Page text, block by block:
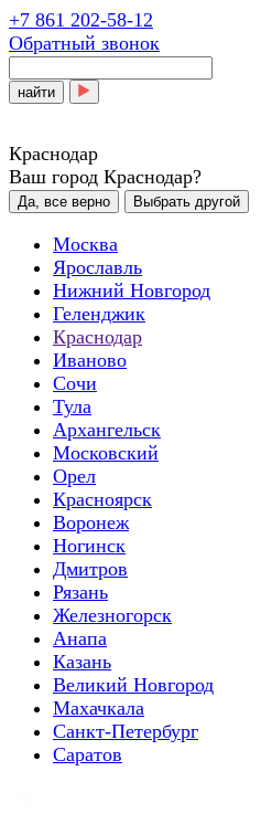
+7 861 202-58-12
Обратный звонок
найти
Краснодар
Ваш город Краснодар?
Да, все верно Выбрать другой
Москва
Ярославль
Нижний Новгород
Геленджик
Краснодар
Иваново
Сочи
Тула
Архангельск
Московский
Орел
Красноярск
Воронеж
Ногинск
Дмитров
Рязань
Железногорск
Анапа
Казань
Великий Новгород
Махачкала
Санкт-Петербург
Саратов